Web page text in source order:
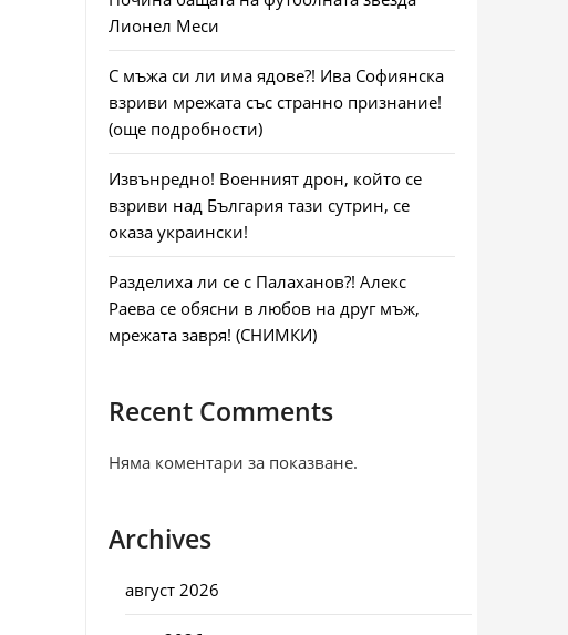
Лионел Меси
С мъжа си ли има ядове?! Ива Софиянска
взриви мрежата със странно признание!
(още подробности)
Извънредно! Военният дрон, който се
взриви над България тази сутрин, се
оказа украински!
Разделиха ли се с Палаханов?! Алекс
Раева се обясни в любов на друг мъж,
мрежата завря! (СНИМКИ)
Recent Comments
Няма коментари за показване.
Archives
август 2026